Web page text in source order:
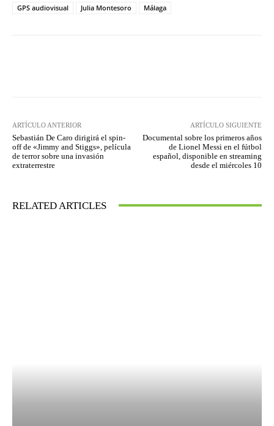
GPS audiovisual
Julia Montesoro Málaga
ARTÍCULO ANTERIOR
Sebastián De Caro dirigirá el spin-
off de «Jimmy and Stiggs», película
de terror sobre una invasión
extraterrestre
ARTÍCULO SIGUIENTE
Documental sobre los primeros años
de Lionel Messi en el fútbol
español, disponible en streaming
desde el miércoles 10
RELATED ARTICLES